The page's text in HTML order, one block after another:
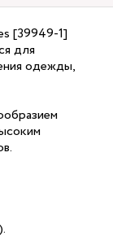
[39949-1]
для
одежды,